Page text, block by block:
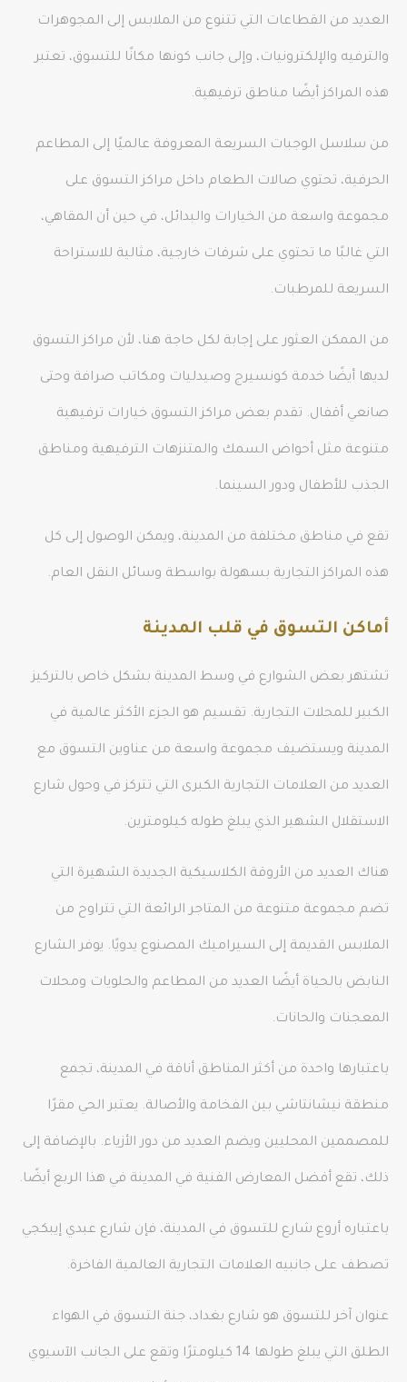
العديد من القطاعات التي تتنوع من الملابس إلى المجوهرات
والترفيه والإلكترونيات، وإلى جانب كونها مكانًا للتسوق، تعتبر
هذه المراكز أيضًا مناطق ترفيهية.
من سلاسل الوجبات السريعة المعروفة عالميًا إلى المطاعم
الحرفية، تحتوي صالات الطعام داخل مراكز التسوق على
مجموعة واسعة من الخيارات والبدائل، في حين أن المقاهي،
التي غالبًا ما تحتوي على شرفات خارجية، مثالية للاستراحة
السريعة للمرطبات.
من الممكن العثور على إجابة لكل حاجة هنا، لأن مراكز التسوق
لديها أيضًا خدمة كونسيرج وصيدليات ومكاتب صرافة وحتى
صانعي أقفال. تقدم بعض مراكز التسوق خيارات ترفيهية
متنوعة مثل أحواض السمك والمتنزهات الترفيهية ومناطق
الجذب للأطفال ودور السينما.
تقع في مناطق مختلفة من المدينة، ويمكن الوصول إلى كل
هذه المراكز التجارية بسهولة بواسطة وسائل النقل العام.
أماكن التسوق في قلب المدينة
تشتهر بعض الشوارع في وسط المدينة بشكل خاص بالتركيز
الكبير للمحلات التجارية. تقسيم هو الجزء الأكثر عالمية في
المدينة ويستضيف مجموعة واسعة من عناوين التسوق مع
العديد من العلامات التجارية الكبرى التي تتركز في وحول شارع
الاستقلال الشهير الذي يبلغ طوله كيلومترين.
هناك العديد من الأروقة الكلاسيكية الجديدة الشهيرة التي
تضم مجموعة متنوعة من المتاجر الرائعة التي تتراوح من
الملابس القديمة إلى السيراميك المصنوع يدويًا. يوفر الشارع
النابض بالحياة أيضًا العديد من المطاعم والحلويات ومحلات
المعجنات والحانات.
باعتبارها واحدة من أكثر المناطق أناقة في المدينة، تجمع
منطقة نيشانتاشي بين الفخامة والأصالة. يعتبر الحي مقرًا
للمصممين المحليين ويضم العديد من دور الأزياء. بالإضافة إلى
ذلك، تقع أفضل المعارض الفنية في المدينة في هذا الربع أيضًا.
باعتباره أروع شارع للتسوق في المدينة، فإن شارع عبدي إيبكجي
تصطف على جانبيه العلامات التجارية العالمية الفاخرة.
عنوان آخر للتسوق هو شارع بغداد، جنة التسوق في الهواء
الطلق التي يبلغ طولها 14 كيلومترًا وتقع على الجانب الآسيوي